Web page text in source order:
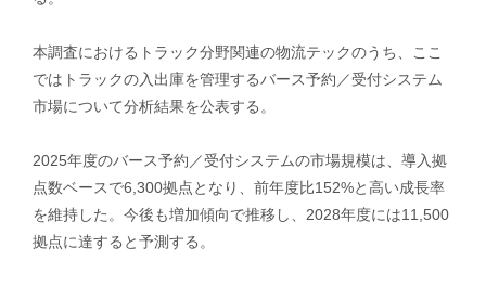
本調査におけるトラック分野関連の物流テックのうち、ここ
ではトラックの入出庫を管理するバース予約／受付システム
市場について分析結果を公表する。
​2025年度のバース予約／受付システムの市場規模は、導入拠
点数ベースで6,300拠点となり、前年度比152%と高い成長率
を維持した。今後も増加傾向で推移し、2028年度には11,500
拠点に達すると予測する。